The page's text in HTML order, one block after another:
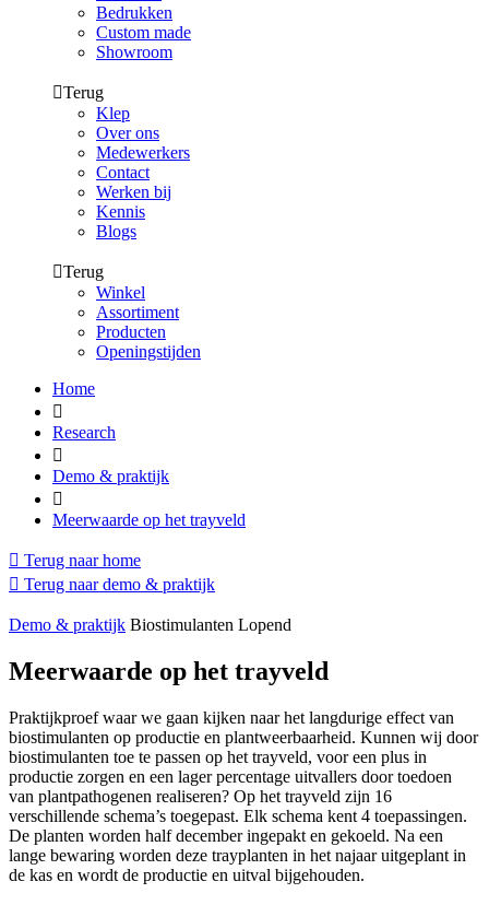
Bedrukken
Custom made
Showroom
Terug
Klep
Over ons
Medewerkers
Contact
Werken bij
Kennis
Blogs
Terug
Winkel
Assortiment
Producten
Openingstijden
Home
Research
Demo & praktijk
Meerwaarde op het trayveld
Terug naar home
Terug naar demo & praktijk
Demo & praktijk Biostimulanten Lopend
Meerwaarde op het trayveld
Praktijkproef waar we gaan kijken naar het langdurige effect van
biostimulanten op productie en plantweerbaarheid. Kunnen wij door
biostimulanten toe te passen op het trayveld, voor een plus in
productie zorgen en een lager percentage uitvallers door toedoen
van plantpathogenen realiseren? Op het trayveld zijn 16
verschillende schema’s toegepast. Elk schema kent 4 toepassingen.
De planten worden half december ingepakt en gekoeld. Na een
lange bewaring worden deze trayplanten in het najaar uitgeplant in
de kas en wordt de productie en uitval bijgehouden.